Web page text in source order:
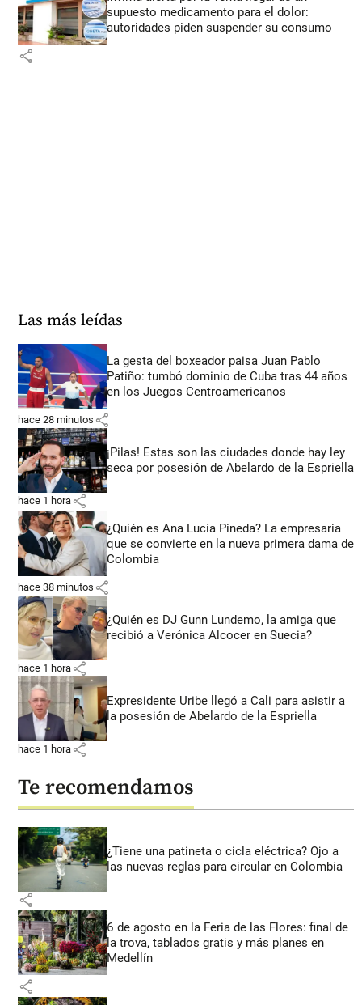
supuesto medicamento para el dolor:
autoridades piden suspender su consumo
share
Las más leídas
La gesta del boxeador paisa Juan Pablo
Patiño: tumbó dominio de Cuba tras 44 años
en los Juegos Centroamericanos
hace 28 minutos share
¡Pilas! Estas son las ciudades donde hay ley
seca por posesión de Abelardo de la Espriella
hace 1 hora share
¿Quién es Ana Lucía Pineda? La empresaria
que se convierte en la nueva primera dama de
Colombia
hace 38 minutos share
¿Quién es DJ Gunn Lundemo, la amiga que
recibió a Verónica Alcocer en Suecia?
hace 1 hora share
Expresidente Uribe llegó a Cali para asistir a
la posesión de Abelardo de la Espriella
hace 1 hora share
Te recomendamos
¿Tiene una patineta o cicla eléctrica? Ojo a
las nuevas reglas para circular en Colombia
share
6 de agosto en la Feria de las Flores: final de
la trova, tablados gratis y más planes en
Medellín
share